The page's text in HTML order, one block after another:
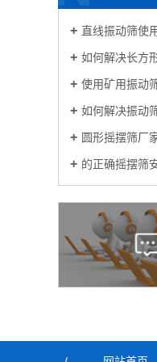
直线振动筛使用要注意
如何解决长方形
使用矿用振动筛前如何
如何解决振动筛筛分
圆形摇摆筛厂家：标准
的正确摇摆筛安装方